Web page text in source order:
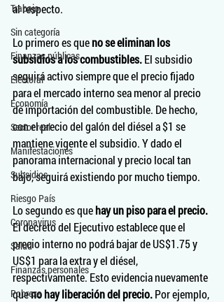
Trabajo
Sin categoría
Finanzas públicas
Electoral
Economía
Sector real
Manifestaciones
Subsidios
Riesgo País
Coronavirus
Salud
Finanzas personales
Pobreza
al respecto.
Lo primero es que no se eliminan los
subsidios a los combustibles. El subsidio
seguirá activo siempre que el precio fijado
para el mercado interno sea menor al precio
de importación del combustible. De hecho,
con el precio del galón del diésel a $1 se
mantiene vigente el subsidio. Y dado el
panorama internacional y precio local tan
bajo, seguirá existiendo por mucho tiempo.
Lo segundo es que hay un piso para el precio.
El decreto del Ejecutivo establece que el
precio interno no podrá bajar de US$1.75 y
US$1 para la extra y el diésel,
respectivamente. Esto evidencia nuevamente
que no hay liberación del precio. Por ejemplo,